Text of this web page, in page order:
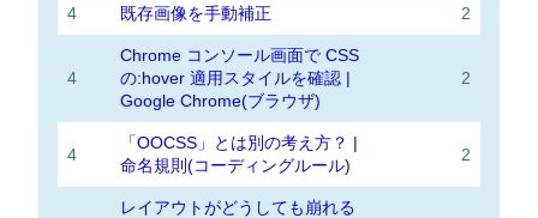
4 既存画像を手動補正 2
4
Chrome コンソール画面で CSS
の:hover 適用スタイルを確認 |
Google Chrome(ブラウザ)
2
4
「OOCSS」とは別の考え方？ |
命名規則(コーディングルール)
2
レイアウトがどうしても崩れる